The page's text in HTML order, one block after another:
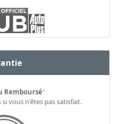
Remboursé"
vous n'êtes pas satisfait.